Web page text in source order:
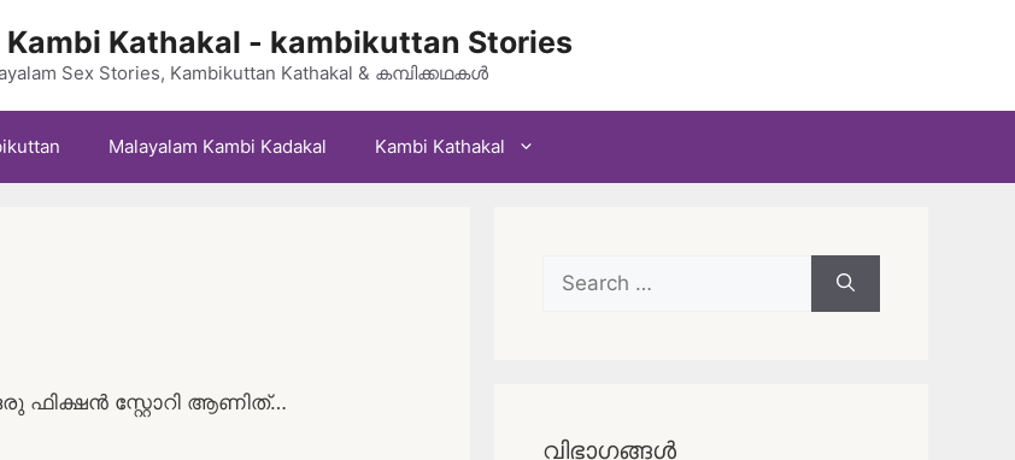
Kambi Kathakal - kambikuttan Stories
Sex Stories, Kambikuttan Kathakal & കമ്പിക്കഥകൾ
Malayalam Kambi Kadakal Kambi Kathakal
ഫിക്ഷൻ സ്റ്റോറി ആണിത്…
Search
for:
വിഭാഗങ്ങൾ